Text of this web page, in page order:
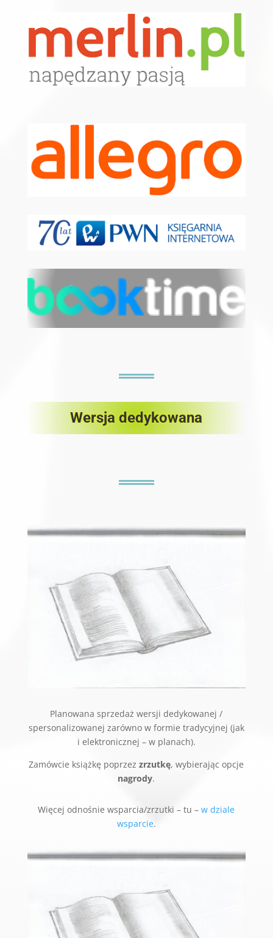
Wersja dedykowana
Planowana sprzedaż wersji dedykowanej /
spersonalizowanej zarówno w formie tradycyjnej (jak
i elektronicznej – w planach).
Zamówcie książkę poprzezzrzutkę, wybierając opcje
nagrody.
Więcej odnośnie wsparcia/zrzutki – tu –w dziale
wsparcie.